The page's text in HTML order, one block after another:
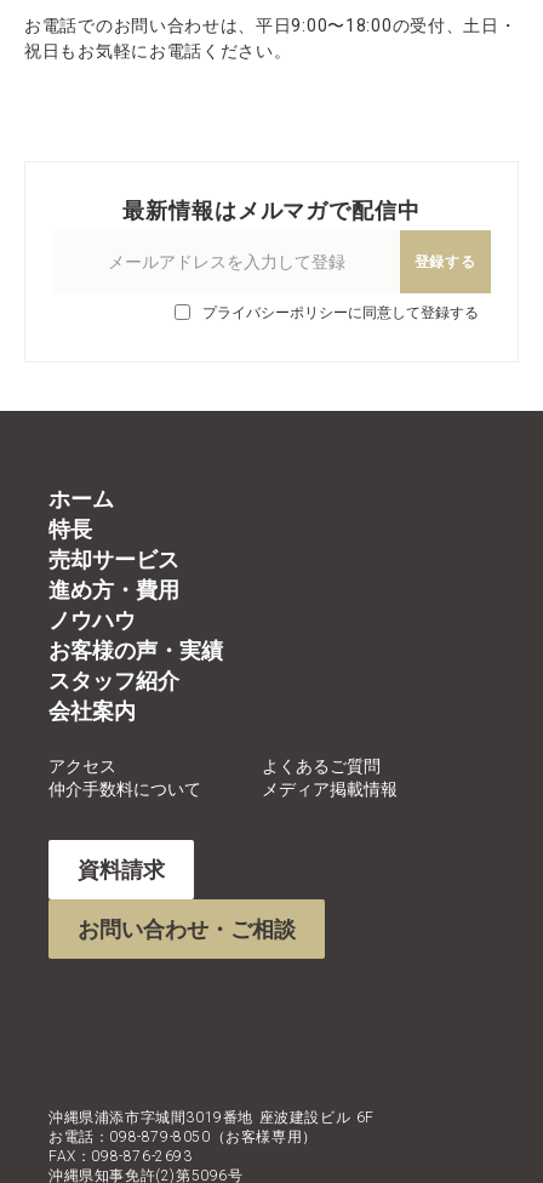
お電話でのお問い合わせは、平日9:00〜18:00の受付、土日・
祝日もお気軽にお電話ください。
最新情報はメルマガで配信中
登録する
プライバシーポリシーに同意して登録する
沖縄県浦添市字城間3019番地 座波建設ビル 6F
お電話：098-879-8050（お客様専用）
FAX：098-876-2693
沖縄県知事免許(2)第5096号
ホーム
特長
売却サービス
進め方・費用
ノウハウ
お客様の声・実績
スタッフ紹介
会社案内
アクセス
よくあるご質問
仲介手数料について
メディア掲載情報
資料請求
お問い合わせ・ご相談